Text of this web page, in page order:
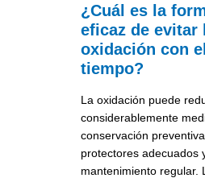
¿Cuál es la
eficaz de evitar
oxidación con
tiempo?
La oxidación puede
considerablemente
conservación
protectores adecuados
mantenimiento regular.